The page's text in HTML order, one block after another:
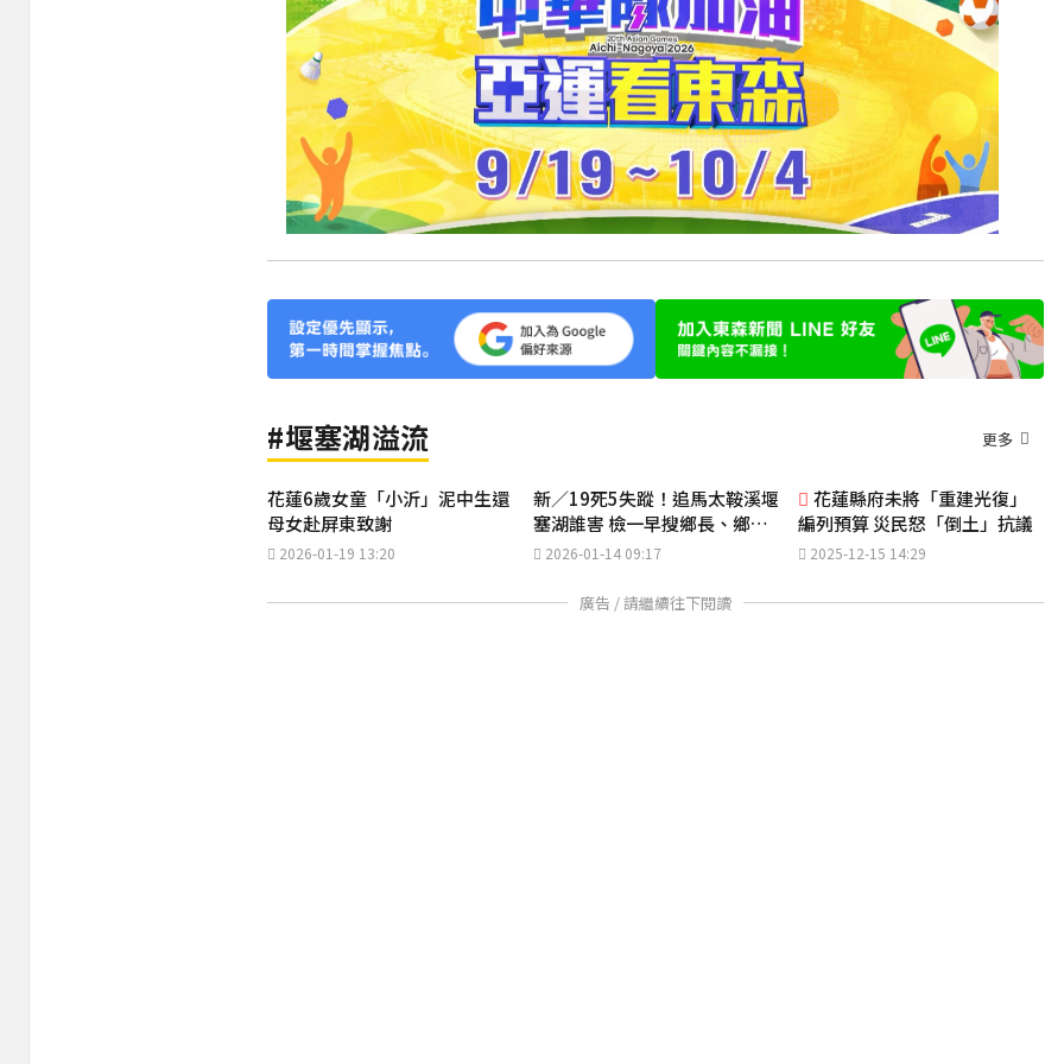
#堰塞湖溢流 更多
花蓮6歲女童「小沂」泥中生還
母女赴屏東致謝
2026-01-19 13:20
新／19死5失蹤！追馬太鞍溪堰
塞湖誰害 檢一早搜鄉長、鄉公
所2026-01-14 09:17
花蓮縣府未將「重建光復」
編列預算 災民怒「倒土」抗議
2025-12-15 14:29
廣告 / 請繼續往下閱讀